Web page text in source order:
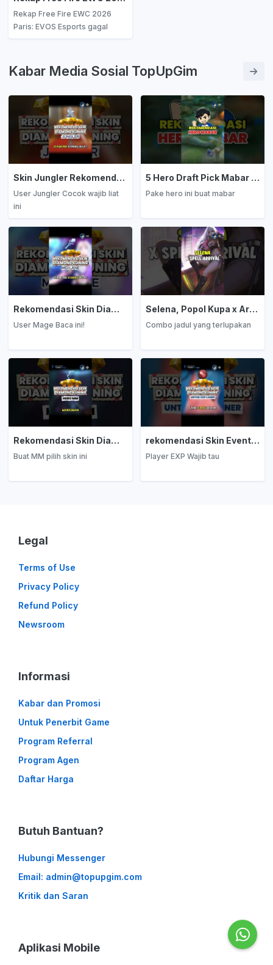
Rekap Free Fire EWC 2026
Paris: EVOS Esports gagal
pertahankan gelar, LYON juara
eliminasi! Simak hasil lengkap,
format turnamen, dan jadwal
Kabar Media Sosial TopUpGim
Skin Jungler Rekomendasi Diamond Kuning
User Jungler Cocok wajib liat
ini
5 Hero Draft Pick Mabar Auto Win
Pake hero ini buat mabar
Rekomendasi Skin Diamond Kuning: Mage
User Mage Baca ini!
Selena, Popol Kupa x Arrival
Combo jadul yang terlupakan
Rekomendasi Skin Diamond Kuning: Marksman
Buat MM pilih skin ini
rekomendasi Skin Event Diamond Kuning: EXP Laner
Player EXP Wajib tau
Legal
Terms of Use
Privacy Policy
Refund Policy
Newsroom
Informasi
Kabar dan Promosi
Untuk Penerbit Game
Program Referral
Program Agen
Daftar Harga
Butuh Bantuan?
Hubungi Messenger
Email: admin@topupgim.com
Kritik dan Saran
Aplikasi Mobile